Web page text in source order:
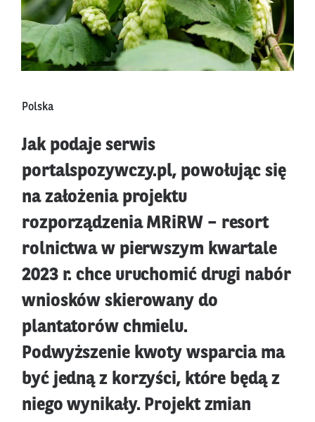
Polska
Jak podaje serwis
portalspozywczy.pl, powołując się
na założenia projektu
rozporządzenia MRiRW – resort
rolnictwa w pierwszym kwartale
2023 r. chce uruchomić drugi nabór
wniosków skierowany do
plantatorów chmielu.
Podwyższenie kwoty wsparcia ma
być jedną z korzyści, które będą z
niego wynikały. Projekt zmian